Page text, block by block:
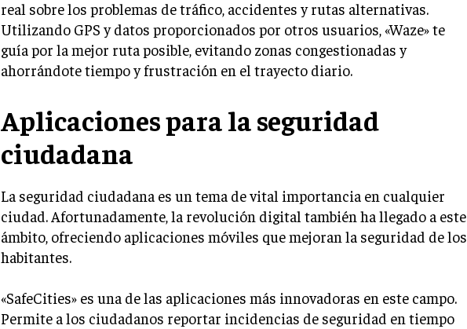
real sobre los problemas de tráfico, accidentes y rutas alternativas.
Utilizando GPS y datos proporcionados por otros usuarios, «Waze» te
guía por la mejor ruta posible, evitando zonas congestionadas y
ahorrándote tiempo y frustración en el trayecto diario.
Aplicaciones para la seguridad
ciudadana
La seguridad ciudadana es un tema de vital importancia en cualquier
ciudad. Afortunadamente, la revolución digital también ha llegado a este
ámbito, ofreciendo aplicaciones móviles que mejoran la seguridad de los
habitantes.
«SafeCities» es una de las aplicaciones más innovadoras en este campo.
Permite a los ciudadanos reportar incidencias de seguridad en tiempo